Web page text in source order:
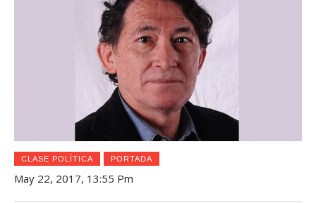
CLASE POLÍTICA PORTADA
May 22, 2017, 13:55 Pm